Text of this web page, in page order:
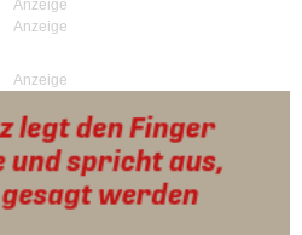
Anzeige